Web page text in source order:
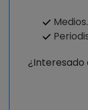
¿Interesado